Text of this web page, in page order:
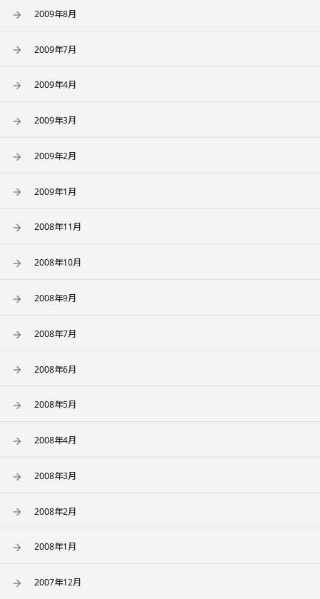
2009年8月
2009年7月
2009年4月
2009年3月
2009年2月
2009年1月
2008年11月
2008年10月
2008年9月
2008年7月
2008年6月
2008年5月
2008年4月
2008年3月
2008年2月
2008年1月
2007年12月